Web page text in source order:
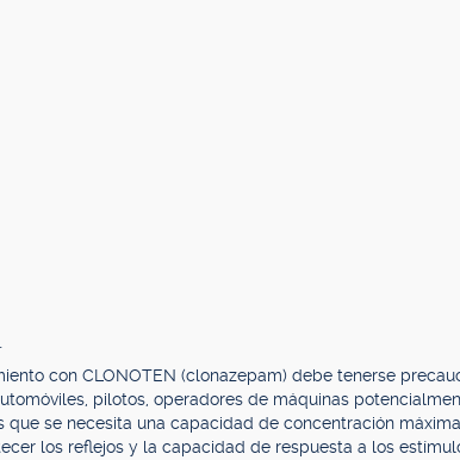
con CLONOTEN (clonazepam) debe tenerse
pilotos, operadores de máquinas
que se necesita una capacidad de concentración
los reflejos y la capacidad de respuesta a los